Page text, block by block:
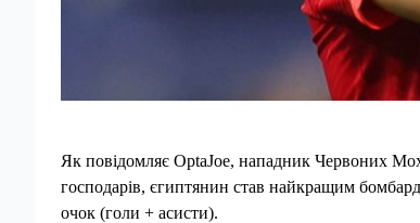
Як повідомляє OptaJoe, нападник Червоних
господарів, єгиптянин став найкращим
очок (голи + асисти).